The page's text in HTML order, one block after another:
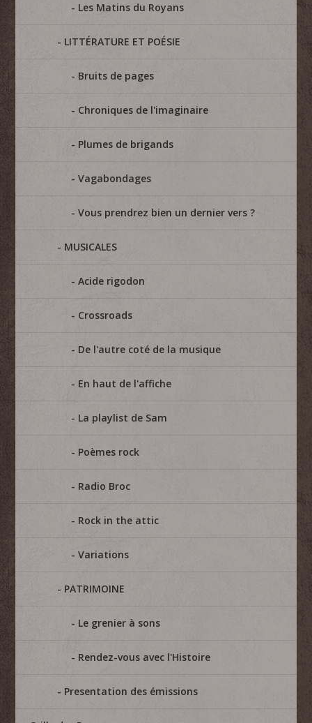
Les Matins du Royans
LITTÉRATURE ET POÉSIE
Bruits de pages
Chroniques de l'imaginaire
Plumes de brigands
Vagabondages
Vous prendrez bien un dernier vers ?
MUSICALES
Acide rigodon
Crossroads
De l'autre coté de la musique
En haut de l'affiche
La playlist de Sam
Poèmes rock
Radio Broc
Rock in the attic
Variations
PATRIMOINE
Le grenier à sons
Rendez-vous avec l'Histoire
Presentation des émissions